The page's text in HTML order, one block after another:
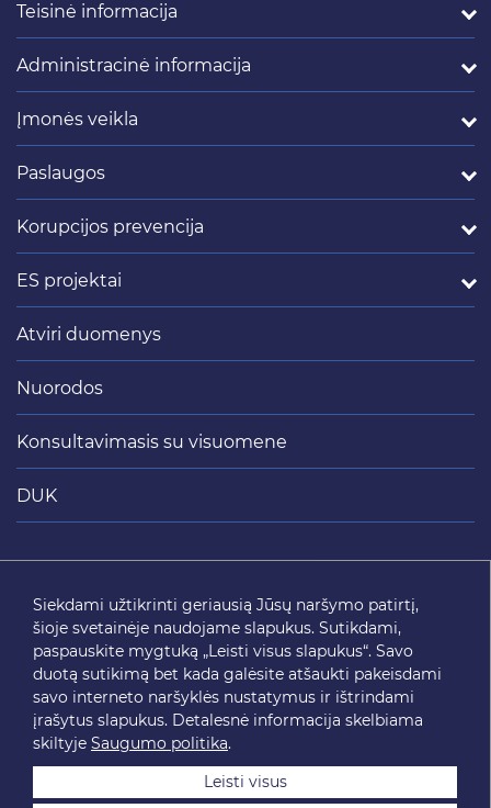
Teisinė informacija
Administracinė informacija
Įmonės veikla
Paslaugos
Korupcijos prevencija
ES projektai
Atviri duomenys
Nuorodos
Konsultavimasis su visuomene
DUK
SEKITE MUS
Siekdami užtikrinti geriausią Jūsų naršymo patirtį,
šioje svetainėje naudojame slapukus. Sutikdami,
paspauskite mygtuką „Leisti visus slapukus“. Savo
duotą sutikimą bet kada galėsite atšaukti pakeisdami
savo interneto naršyklės nustatymus ir ištrindami
įrašytus slapukus. Detalesnė informacija skelbiama
skiltyje Saugumo politika.
Leisti visus